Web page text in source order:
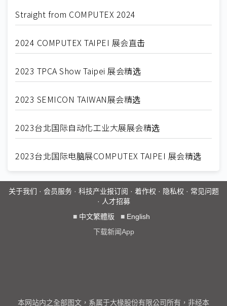
Straight from COMPUTEX 2024
2024 COMPUTEX TAIPEI 展会直击
2023 TPCA Show Taipei 展会精选
2023 SEMICON TAIWAN展会精选
2023台北国际自动化工业大展展会精选
2023台北国际电脑展COMPUTEX TAIPEI 展会精选
关于我们 · 会员服务· 科技产业报订阅 · 着作权 · 隐私权 · 常见问题
· 人才招募
■ 中文繁體版 ■ English
下载新闻App
本网站内之全部图文，系属于大椽股份有限公司所有，非经本